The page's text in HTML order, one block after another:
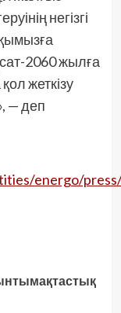
негізгі
2060 жылға
жеткізу
— деп
energo/